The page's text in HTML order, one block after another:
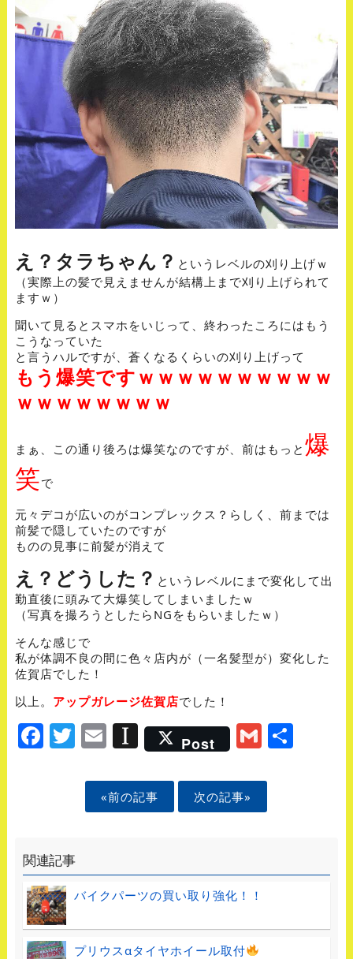
え？タラちゃん？ というレベルの刈り上げｗ
（実際上の髪で見えませんが結構上まで刈り上げられて
ますｗ）
聞いて見るとスマホをいじって、終わったころにはもう
こうなっていた
と言うハルですが、蒼くなるくらいの刈り上げって
もう爆笑ですｗｗｗｗｗｗｗｗｗｗ
ｗｗｗｗｗｗｗｗ
まぁ、この通り後ろは爆笑なのですが、前はもっと 爆
笑で
元々デコが広いのがコンプレックス？らしく、前までは
前髪で隠していたのですが
ものの見事に前髪が消えて
え？どうした？ というレベルにまで変化して出
勤直後に頭みて大爆笑してしまいましたｗ
（写真を撮ろうとしたらNGをもらいましたｗ）
そんな感じで
私が体調不良の間に色々店内が（一名髪型が）変化した
佐賀店でした！
以上。 アップガレージ佐賀店でした！
Facebook
Twitter
Email
Instapaper
Post Gmail
«前の記事 次の記事»
関連記事
バイクパーツの買い取り強化！！
プリウスαタイヤホイール取付